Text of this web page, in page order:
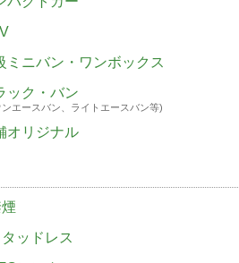
ミニバン・ワンボックス
ック・バン
エースバン、ライトエースバン等)
オリジナル
ッドレス